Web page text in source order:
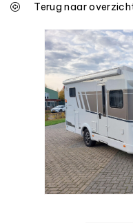
folder Terug naar